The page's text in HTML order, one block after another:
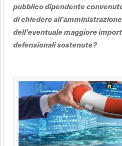
pubblico dipendente
di chiedere
dell'eventuale maggiore
defensionali sostenute?